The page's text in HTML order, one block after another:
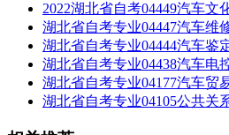
2022湖北省自考04449汽车文
湖北省自考专业04447汽车维
湖北省自考专业04444汽车鉴
湖北省自考专业04438汽车电
湖北省自考专业04177汽车贸
湖北省自考专业04105公共关